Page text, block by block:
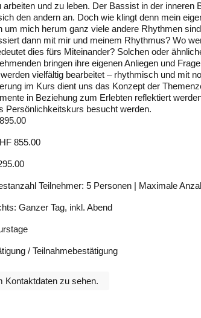
und zu leben. Der Bassist in der inneren
den andern an. Doch wie klingt denn mein
um mich herum ganz viele andere Rhythmen
dann mit mir und meinem Rhythmus? Wo
dies fürs Miteinander? Solchen oder
bringen ihre eigenen Anliegen und
vielfältig bearbeitet – rhythmisch und mit
im Kurs dient uns das Konzept der
in Beziehung zum Erlebten reflektiert
Persönlichkeitskurs besucht werden.
855.00
Teilnehmer: 5 Personen | Maximale
Ganzer Tag, inkl. Abend
/ Teilnahmebestätigung
Kontaktdaten zu sehen.